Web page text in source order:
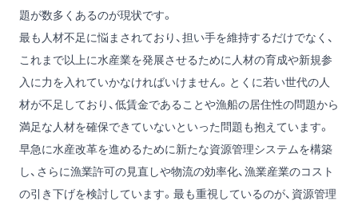
題が数多くあるのが現状です。
最も人材不足に悩まされており、担い手を維持するだけでなく、
これまで以上に水産業を発展させるために人材の育成や新規参
入に力を入れていかなければいけません。とくに若い世代の人
材が不足しており、低賃金であることや漁船の居住性の問題から
満足な人材を確保できていないといった問題も抱えています。
早急に水産改革を進めるために新たな資源管理システムを構築
し、さらに漁業許可の見直しや物流の効率化、漁業産業のコスト
の引き下げを検討しています。最も重視しているのが、資源管理